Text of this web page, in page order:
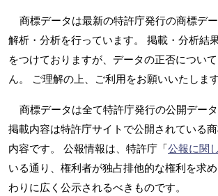
商標データは最新の特許庁発行の商標デ
解析・分析を行っています。 掲載・分析結
をつけておりますが、データの正否につい
ん。 ご理解の上、ご利用をお願いいたします
商標データは全て特許庁発行の公開データ
掲載内容は特許庁サイトで公開されている
内容です。 公報情報は、特許庁「公報に関
いる通り、権利者が独占排他的な権利を求
わりに広く公示されるべきものです。